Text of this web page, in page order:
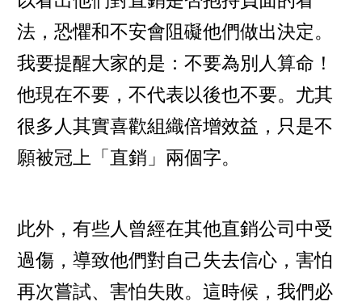
法，恐懼和不安會阻礙他們做出決定。
我要提醒大家的是：不要為別人算命！
他現在不要，不代表以後也不要。尤其
很多人其實喜歡組織倍增效益，只是不
願被冠上「直銷」兩個字。
此外，有些人曾經在其他直銷公司中受
過傷，導致他們對自己失去信心，害怕
再次嘗試、害怕失敗。這時候，我們必